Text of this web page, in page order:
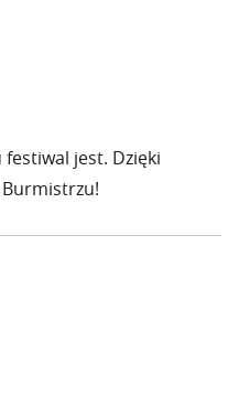
festiwal jest. Dzięki
Burmistrzu!